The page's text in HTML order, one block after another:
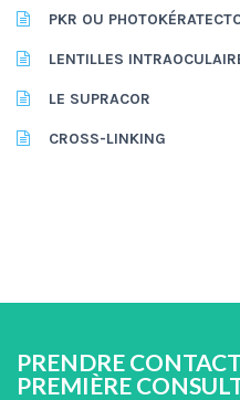
PKR OU
LENTILLES
LE SUPRACOR
CROSS-LINKING
PRENDRE
PREMIÈRE